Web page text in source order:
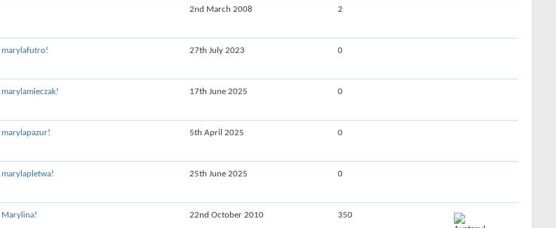
2nd March 2008 2
27th July 2023 0
17th June 2025 0
5th April 2025 0
25th June 2025 0
22nd October 2010 350